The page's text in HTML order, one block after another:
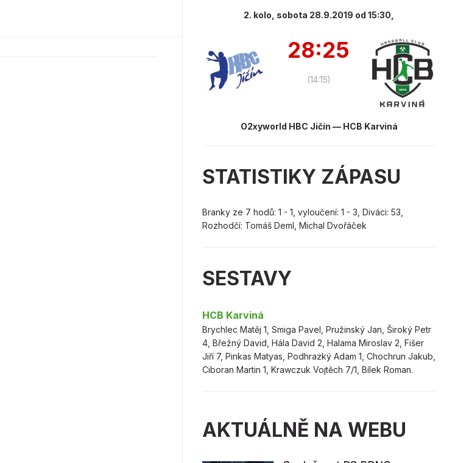
2. kolo, sobota 28.9.2019 od 15:30,
28:25
(14:15)
O2xyworld HBC Jičín — HCB Karviná
STATISTIKY ZÁPASU
Branky ze 7 hodů: 1 - 1, vyloučení: 1 - 3, Diváci: 53,
Rozhodčí: Tomáš Deml, Michal Dvořáček
SESTAVY
HCB Karviná
Brychlec Matěj 1, Smiga Pavel, Pružinský Jan, Široký Petr
4, Břežný David, Hála David 2, Halama Miroslav 2, Fišer
Jiří 7, Pinkas Matyas, Podhrazký Adam 1, Chochrun Jakub,
Ciboran Martin 1, Krawczuk Vojtěch 7/1, Bílek Roman.
AKTUÁLNĚ NA WEBU